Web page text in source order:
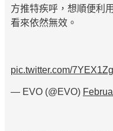
方推特疾呼，想順便利
看來依然無效。
pic.twitter.com/
— EVO (@EVO)